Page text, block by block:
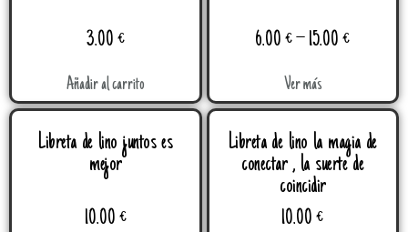
3.00 €
Añadir al carrito
6.00€– 15.00€
Ver más
Libreta de lino juntos es
mejor
10.00 €
Libreta de lino la magia de
conectar , la suerte de
coincidir
10.00€